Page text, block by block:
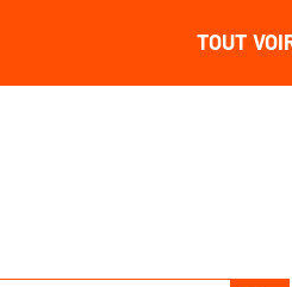
TOUT